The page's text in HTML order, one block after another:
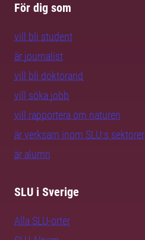
För dig som
vill bli student
är journalist
vill bli doktorand
vill söka jobb
vill rapportera om naturen
är verksam inom SLU:s sektorer
är alumn
SLU i Sverige
Alla SLU-orter